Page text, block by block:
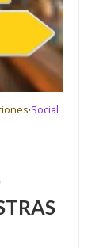
•Social